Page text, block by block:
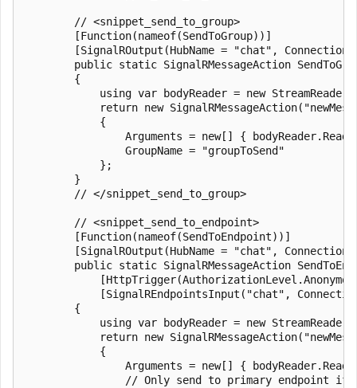
        // <snippet_send_to_group>
        [Function(nameof(SendToGroup))]
[SignalROutput(HubName = "chat",
public static SignalRMessageAction
        {
using var bodyReader = new
return new
            {
Arguments = new[] {
                GroupName = "groupToSend"
            };
        }
        // </snippet_send_to_group>
        // <snippet_send_to_endpoint>
        [Function(nameof(SendToEndpoint))]
[SignalROutput(HubName = "chat",
public static SignalRMessageAction
[SignalREndpointsInput("chat",
        {
using var bodyReader = new
return new
            {
Arguments = new[] {
// Only send to primary endpoint